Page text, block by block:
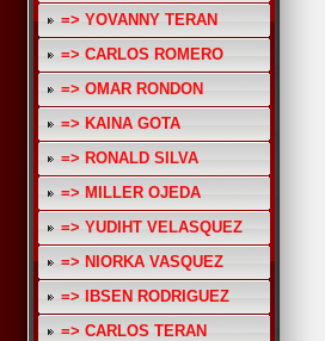
=> YOVANNY TERAN
=> CARLOS ROMERO
=> OMAR RONDON
=> KAINA GOTA
=> RONALD SILVA
=> MILLER OJEDA
=> YUDIHT VELASQUEZ
=> NIORKA VASQUEZ
=> IBSEN RODRIGUEZ
=> CARLOS TERAN